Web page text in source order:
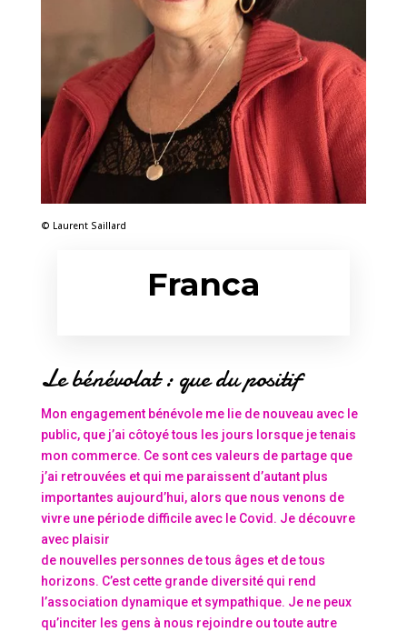
© Laurent Saillard
Franca
Le bénévolat : que du positif
Mon engagement bénévole me lie de nouveau avec le
public, que j’ai côtoyé tous les jours lorsque je tenais
mon commerce. Ce sont ces valeurs de partage que
j’ai retrouvées et qui me paraissent d’autant plus
importantes aujourd’hui, alors que nous venons de
vivre une période difficile avec le Covid. Je découvre
avec plaisir
de nouvelles personnes de tous âges et de tous
horizons. C’est cette grande diversité qui rend
l’association dynamique et sympathique. Je ne peux
qu’inciter les gens à nous rejoindre ou toute autre